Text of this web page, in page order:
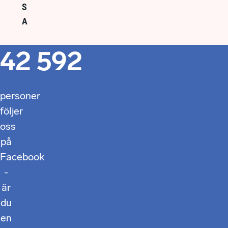
S
A
42 592
personer
följer
oss
på
Facebook
-
är
du
en